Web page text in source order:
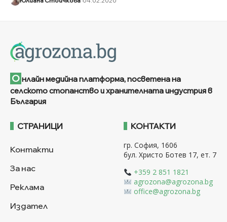
О нлайн медийна платформа, посветена на
селското стопанство и хранителната индустрия в
България
СТРАНИЦИ
Контакти
За нас
Реклама
Издател
КОНТАКТИ
гр. София, 1606
бул. Христо Ботев 17, ет. 7
+359 2 851 1821
agrozona@agrozona.bg
office@agrozona.bg